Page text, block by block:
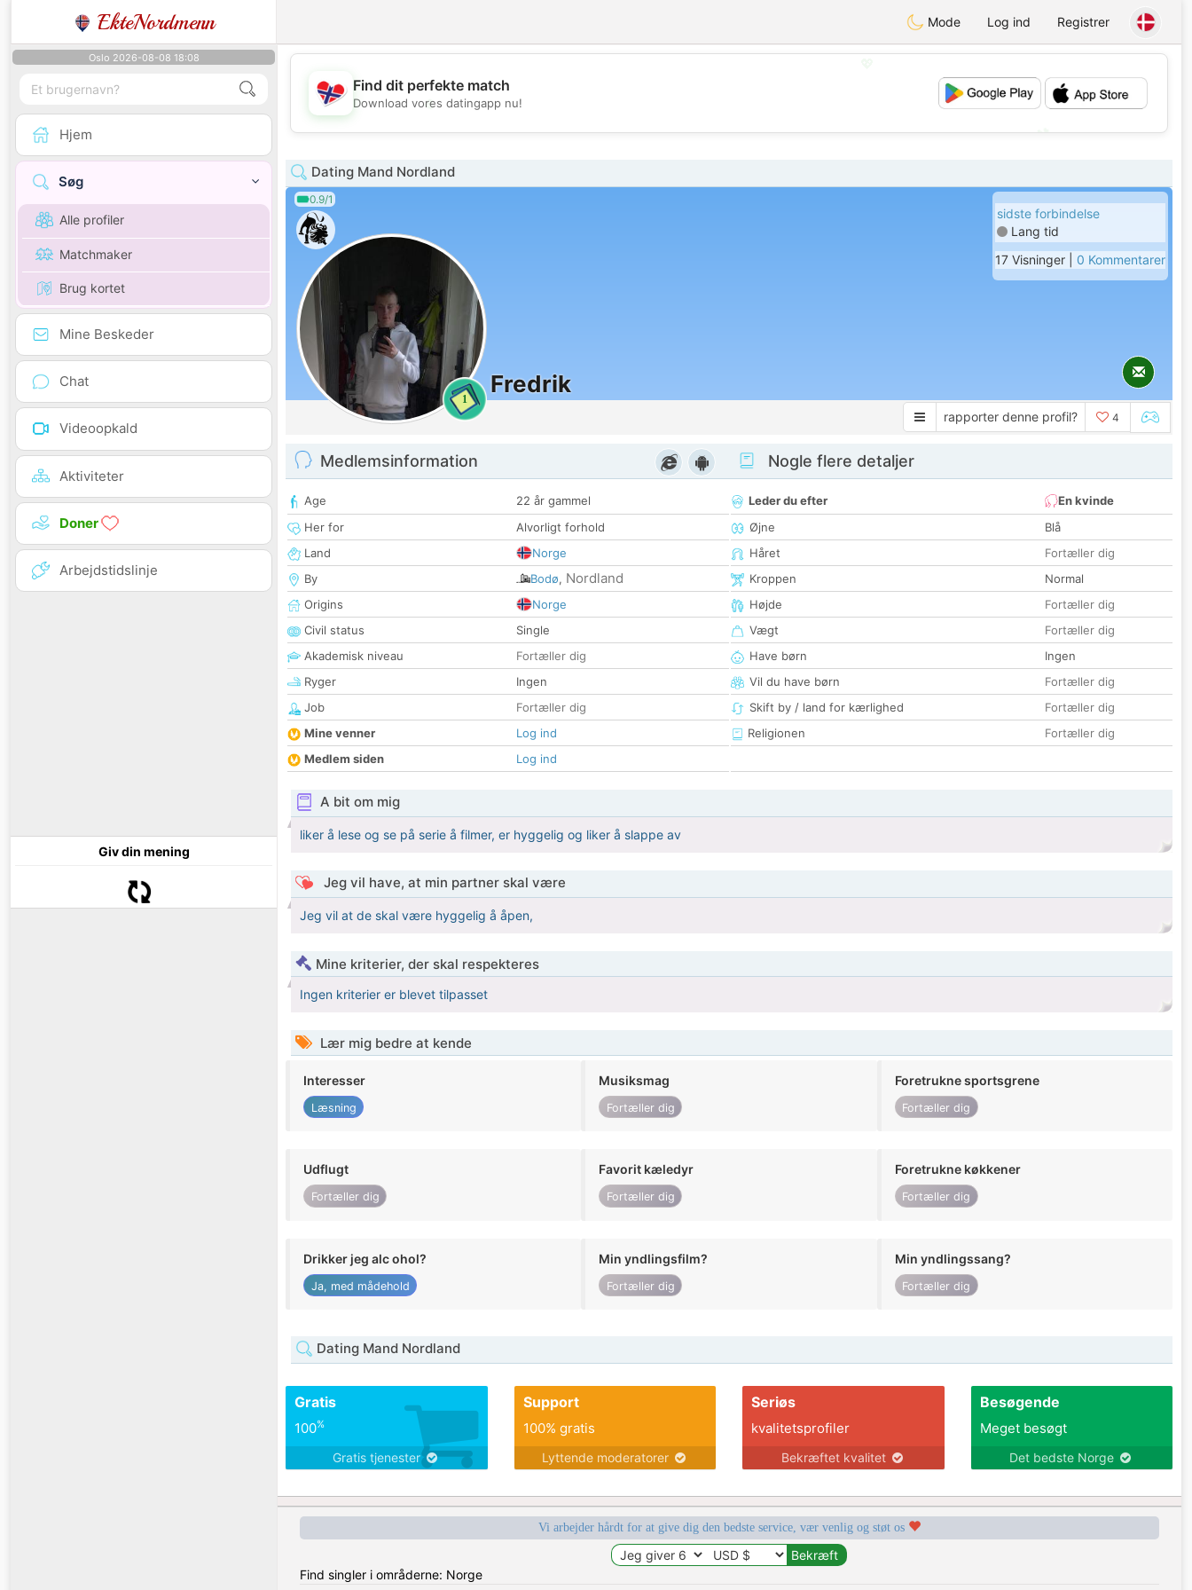
EkteNordmenn Mode Log ind Registrer
Oslo 2026-08-08 18:08
Hjem
Søg
Alle profiler
Matchmaker
Brug kortet
Mine Beskeder
Chat
Videoopkald
Aktiviteter
Doner
Arbejdstidslinje
Giv din mening
💖
💕
Find dit perfekte match
Download vores datingapp nu!
Dating Mand Nordland
0.9/1
1
Fredrik
sidste forbindelse
Lang tid
17 Visninger | 0 Kommentarer
rapporter denne profil? 4
Medlemsinformation
Age
22 år gammel
Her for
Alvorligt forhold
Land
Norge
By
Bodø, Nordland
Origins
Norge
Civil status
Single
Akademisk niveau
Fortæller dig
Ryger
Ingen
Job
Fortæller dig
Mine venner
Log ind
Medlem siden
Log ind
Nogle flere detaljer
Leder du efter
En kvinde
Øjne
Blå
Håret
Fortæller dig
Kroppen
Normal
Højde
Fortæller dig
Vægt
Fortæller dig
Have børn
Ingen
Vil du have børn
Fortæller dig
Skift by / land for kærlighed
Fortæller dig
Religionen
Fortæller dig
A bit om mig
liker å lese og se på serie å filmer, er hyggelig og liker å slappe av
Jeg vil have, at min partner skal være
Jeg vil at de skal være hyggelig å åpen,
Mine kriterier, der skal respekteres
Ingen kriterier er blevet tilpasset
Lær mig bedre at kende
Interesser
Læsning
Musiksmag
Fortæller dig
Foretrukne sportsgrene
Fortæller dig
Udflugt
Fortæller dig
Favorit kæledyr
Fortæller dig
Foretrukne køkkener
Fortæller dig
Drikker jeg alc ohol?
Ja, med mådehold
Min yndlingsfilm?
Fortæller dig
Min yndlingssang?
Fortæller dig
Dating Mand Nordland
Gratis
100%
Gratis tjenester
Support
100% gratis
Lyttende moderatorer
Seriøs
kvalitetsprofiler
Bekræftet kvalitet
Besøgende
Meget besøgt
Det bedste Norge
Vi arbejder hårdt for at give dig den bedste service, vær venlig og støt os
Find singler i områderne: Norge